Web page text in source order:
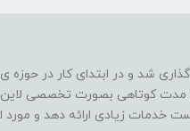
دوناگالری در سال 1395 پایه گذاری شد و در
مدت کوتاهی بصورت تخصصی
خدمات زیادی ارائه دهد و مورد